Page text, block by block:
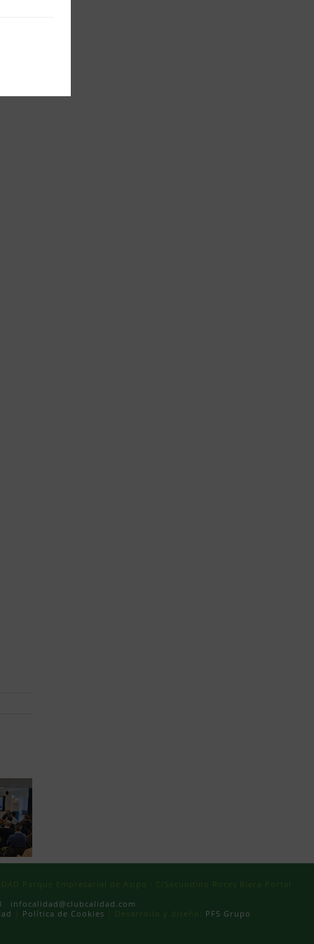
Parque Empresarial de Asipo · C/Secundino Roces Riera Portal
infocalidad@clubcalidad.com
Política de Cookies | Desarrollo y diseño: PFS Grupo